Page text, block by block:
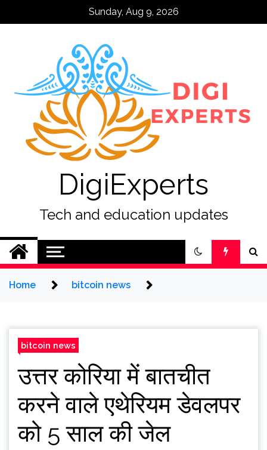
Sunday, Aug 9, 2026
DigiExperts
Tech and education updates
Home bitcoin news
bitcoin news
उत्तर कोरिया में बातचीत
करने वाले एथेरियम डेवलपर
को 5 साल की जेल